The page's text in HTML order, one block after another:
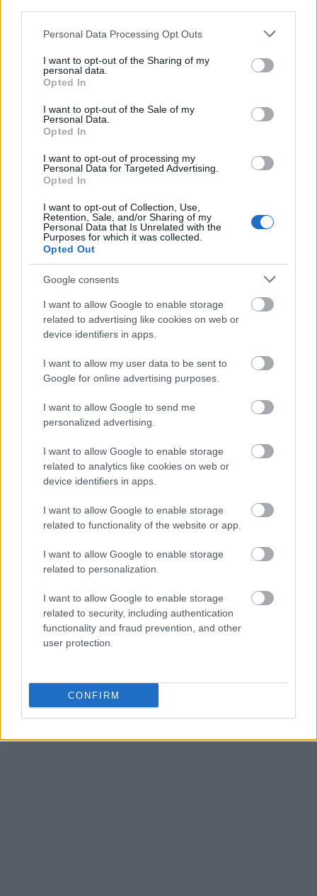
Please note that this website/app uses one or more Google
not limited to your visit or usage behaviour. You may click to
grant or deny consent to Google and its third-party tags to
use your data for below specified purposes in below Google
consent section.
Personal Data Processing Opt Outs
I want to opt-out of the Sharing of my
personal data.
Opted In
I want to opt-out of the Sale of my
Personal Data.
Opted In
I want to opt-out of processing my
Personal Data for Targeted Advertising.
Opted In
I want to opt-out of Collection, Use,
Retention, Sale, and/or Sharing of my
Personal Data that Is Unrelated with the
Purposes for which it was collected.
Opted Out
Google consents
I want to allow Google to enable storage
related to advertising like cookies on web or
device identifiers in apps.
I want to allow my user data to be sent to
Google for online advertising purposes.
I want to allow Google to send me
personalized advertising.
I want to allow Google to enable storage
related to analytics like cookies on web or
device identifiers in apps.
I want to allow Google to enable storage
related to functionality of the website or app.
I want to allow Google to enable storage
related to personalization.
I want to allow Google to enable storage
related to security, including authentication
functionality and fraud prevention, and other
user protection.
CONFIRM
6. Είναι σημαντικό να είμαι πάντα απασχολημένος
7. Δύσκολα περιμένω τα πράγματα να πάνε όπως
τα έχω προβλέψει.